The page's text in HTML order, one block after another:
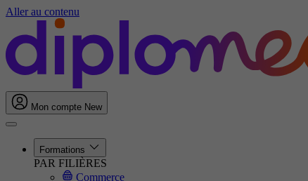
Aller au contenu
Mon compte New
Formations
PAR FILIÈRES
Commerce